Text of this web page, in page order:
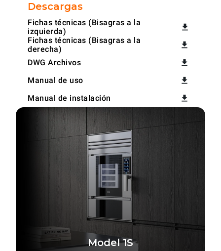
Descargas
Fichas técnicas (Bisagras a la
izquierda)
Fichas técnicas (Bisagras a la
derecha)
DWG Archivos
Manual de uso
Manual de instalación
Model 1S